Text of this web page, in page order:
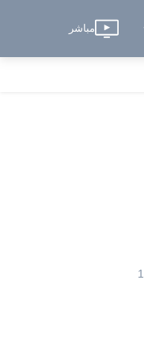
مباشر